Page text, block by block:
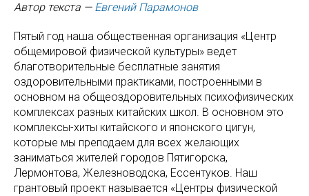
Автор текста —Евгений Парамонов
Пятый год наша общественная организация «Центр
общемировой физической культуры» ведет
благотворительные бесплатные занятия
оздоровительными практиками, построенными в
основном на общеоздоровительных психофизических
комплексах разных китайских школ. В основном это
комплексы-хиты китайского и японского цигун,
которые мы преподаем для всех желающих
заниматься жителей городов Пятигорска,
Лермонтова, Железноводска, Ессентуков. Наш
грантовый проект называется «Центры физической